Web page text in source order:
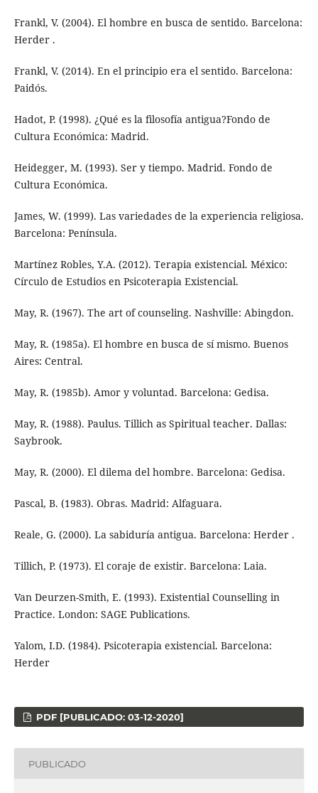
Frankl, V. (2004). El hombre en busca de sentido. Barcelona:
Herder .
Frankl, V. (2014). En el principio era el sentido. Barcelona:
Paidós.
Hadot, P. (1998). ¿Qué es la filosofía antigua?Fondo de
Cultura Económica: Madrid.
Heidegger, M. (1993). Ser y tiempo. Madrid. Fondo de
Cultura Económica.
James, W. (1999). Las variedades de la experiencia religiosa.
Barcelona: Península.
Martínez Robles, Y.A. (2012). Terapia existencial. México:
Círculo de Estudios en Psicoterapia Existencial.
May, R. (1967). The art of counseling. Nashville: Abingdon.
May, R. (1985a). El hombre en busca de sí mismo. Buenos
Aires: Central.
May, R. (1985b). Amor y voluntad. Barcelona: Gedisa.
May, R. (1988). Paulus. Tillich as Spiritual teacher. Dallas:
Saybrook.
May, R. (2000). El dilema del hombre. Barcelona: Gedisa.
Pascal, B. (1983). Obras. Madrid: Alfaguara.
Reale, G. (2000). La sabiduría antigua. Barcelona: Herder .
Tillich, P. (1973). El coraje de existir. Barcelona: Laia.
Van Deurzen-Smith, E. (1993). Existential Counselling in
Practice. London: SAGE Publications.
Yalom, I.D. (1984). Psicoterapia existencial. Barcelona:
Herder
PDF [PUBLICADO: 03-12-2020]
PUBLICADO